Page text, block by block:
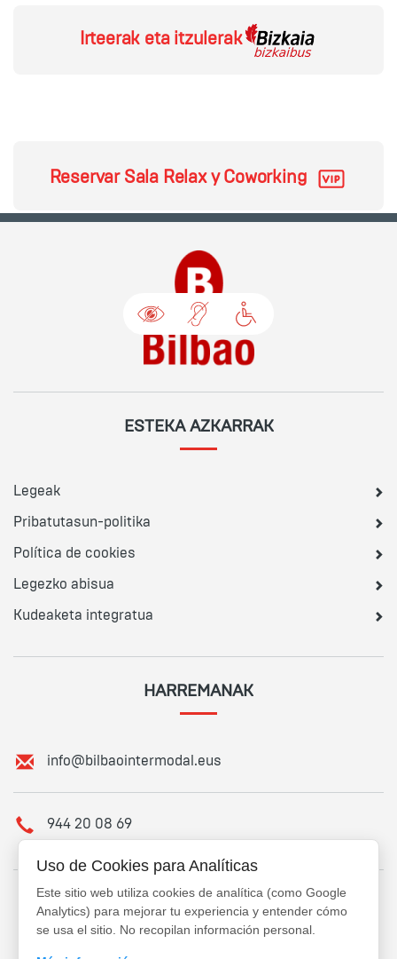
Uso de Cookies para Analíticas
Este sitio web utiliza cookies de analítica (como Google
Analytics) para mejorar tu experiencia y entender cómo
se usa el sitio. No recopilan información personal.
Irteerak eta itzulerak
Reservar Sala Relax y Coworking
ESTEKA AZKARRAK
Legeak
Pribatutasun-politika
Política de cookies
Legezko abisua
Kudeaketa integratua
HARREMANAK
P
t
a
e
e
k
t
r
info@bilbaointermodal.eus
T
e
l
f
944 20 08 69
ZIURTAGIRIAK